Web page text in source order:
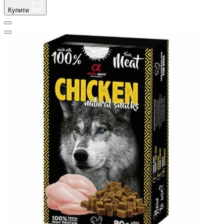
Купити